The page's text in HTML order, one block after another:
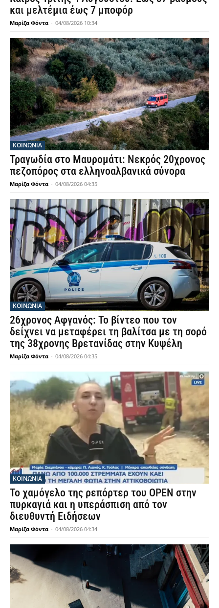
και μελτέμια έως 7 μποφόρ
Μαρίζα Φόντα - 04/08/2026 10:34
ΚΟΙΝΩΝΙΑ
Τραγωδία στο Μαυρομάτι: Νεκρός 20χρονος
πεζοπόρος στα ελληνοαλβανικά σύνορα
Μαρίζα Φόντα - 04/08/2026 04:35
ΚΟΙΝΩΝΙΑ
26χρονος Αφγανός: Το βίντεο που τον
δείχνει να μεταφέρει τη βαλίτσα με τη σορό
της 38χρονης Βρετανίδας στην Κυψέλη
Μαρίζα Φόντα - 04/08/2026 04:35
ΚΟΙΝΩΝΙΑ
Το χαμόγελο της ρεπόρτερ του OPEN στην
πυρκαγιά και η υπεράσπιση από τον
διευθυντή Ειδήσεων
Μαρίζα Φόντα - 04/08/2026 04:34